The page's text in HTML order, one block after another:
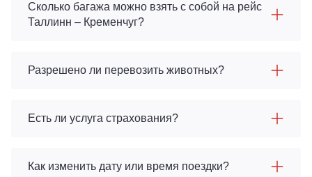
Сколько багажа можно взять с собой на рейс
Таллинн – Кременчуг?
Разрешено ли перевозить животных?
Есть ли услуга страхования?
Как изменить дату или время поездки?